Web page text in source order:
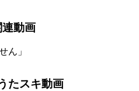
連動画
ん」
たスキ動画